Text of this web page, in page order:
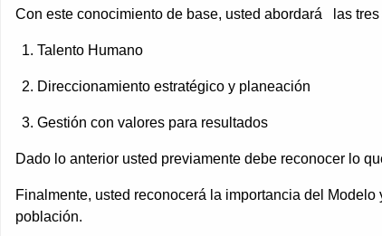
Con este conocimiento de base, usted abordará las
Talento Humano
Direccionamiento estratégico y planeación
Gestión con valores para resultados
Dado lo anterior usted previamente debe reconocer lo
Finalmente, usted reconocerá la importancia del
población.